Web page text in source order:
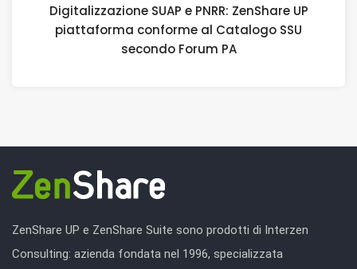
Digitalizzazione SUAP e PNRR: ZenShare UP
piattaforma conforme al Catalogo SSU
secondo Forum PA
ZenShare UP e ZenShare Suite sono prodotti di Interzen
Consulting: azienda fondata nel 1996, specializzata